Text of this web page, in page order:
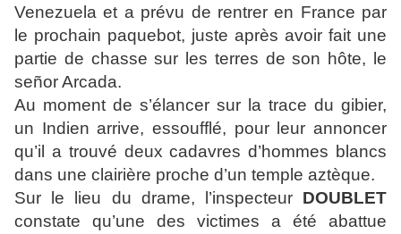
Venezuela et a prévu de rentrer en France par
le prochain paquebot, juste après avoir fait une
partie de chasse sur les terres de son hôte, le
señor Arcada.
Au moment de s’élancer sur la trace du gibier,
un Indien arrive, essoufflé, pour leur annoncer
qu’il a trouvé deux cadavres d’hommes blancs
dans une clairière proche d’un temple aztèque.
Sur le lieu du drame, l’inspecteur DOUBLET
constate qu’une des victimes a été abattue